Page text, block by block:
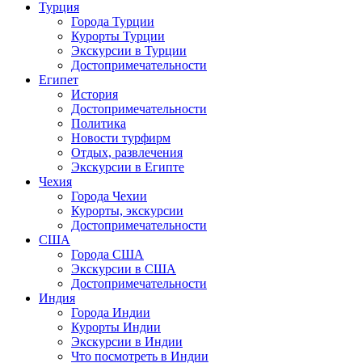
Турция
Города Турции
Курорты Турции
Экскурсии в Турции
Достопримечательности
Египет
История
Достопримечательности
Политика
Новости турфирм
Отдых, развлечения
Экскурсии в Египте
Чехия
Города Чехии
Курорты, экскурсии
Достопримечательности
США
Города США
Экскурсии в США
Достопримечательности
Индия
Города Индии
Курорты Индии
Экскурсии в Индии
Что посмотреть в Индии